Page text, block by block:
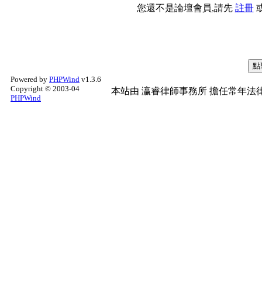
您還不是論壇會員,請先 註冊
Powered by PHPWind v1.3.6
Copyright © 2003-04
PHPWind
本站由 瀛睿律師事務所 擔任常年法